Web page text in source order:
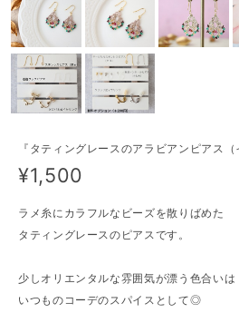
『タティングレースのアラビアンピアス（
¥1,500
ラメ糸にカラフルなビーズを散りばめた
タティングレースのピアスです。
少しオリエンタルな雰囲気が漂う色合いは
いつものコーデのスパイスとして◎